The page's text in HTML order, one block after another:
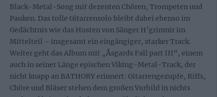
Black-Metal-Song mit dezenten Chören, Trompeten und
Pauken. Das tolle Gitarrensolo bleibt dabei ebenso im
Gedächtnis wie das Husten von Sänger H’grimnir im
Mittelteil – insgesamt ein eingängiger, starker Track.
Weiter geht das Album mit „Åsgards Fall part III“, einem
auch in seiner Länge epischen Viking-Metal-Track, der
nicht knapp an BATHORY erinnert: Gitarrengezupfe, Riffs,
Chöre und Bläser stehen dem großen Vorbild in nichts